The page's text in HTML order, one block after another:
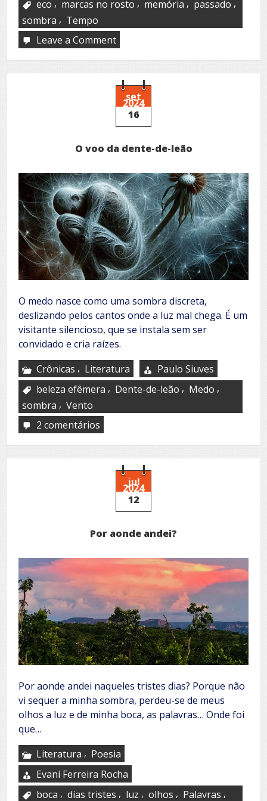
eco , marcas no rosto , memória , passado ,
sombra , Tempo
Leave a Commenton
sombra
set
2024
16
O voo da dente-de-leão
O medo nasce como uma sombra discreta,
deslizando pelos cantos onde a luz mal chega. É um
visitante silencioso, que se instala sem ser
convidado e cria raízes.
Crônicas , Literatura
Paulo Siuves
beleza efêmera , Dente-de-leão , Medo ,
sombra , Vento
2 comentários
voo
da
dente-
leão
jul
2024
12
Por aonde andei?
Por aonde andei naqueles tristes dias? Porque não
vi sequer a minha sombra, perdeu-se de meus
olhos a luz e de minha boca, as palavras… Onde foi
que…
Literatura , Poesia
Evani Ferreira Rocha
boca , dias tristes , luz , olhos , Palavras ,